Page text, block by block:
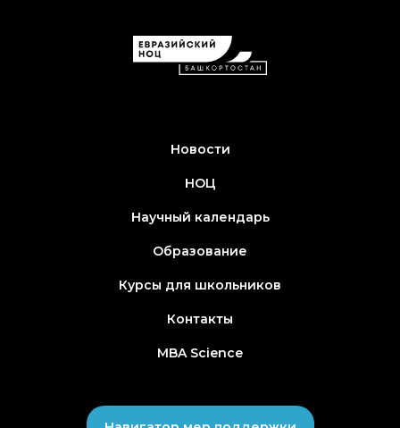
Новости
НОЦ
Научный календарь
Образование
Курсы для школьников
Контакты
MBA Science